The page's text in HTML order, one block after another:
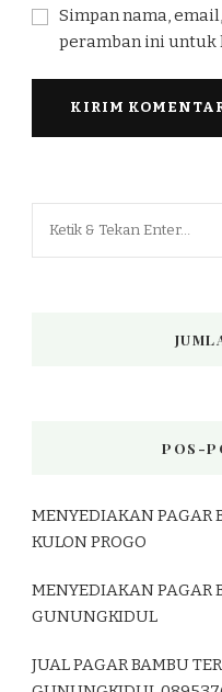
Simpan nama,
peramban ini untuk
POS-
MENYEDIAKAN PAGAR
KULON PROGO
MENYEDIAKAN PAGAR
GUNUNGKIDUL
JUAL PAGAR BAMBU